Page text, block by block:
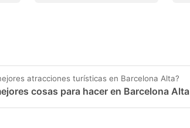
atracciones turísticas en Barcelona Alta?
cosas para hacer en Barcelona Alta